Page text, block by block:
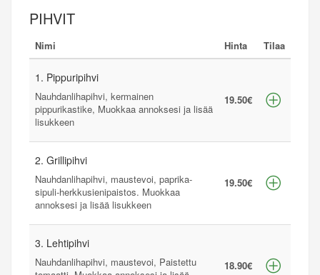
PIHVIT
Nimi Hinta Tilaa
1. Pippuripihvi
Nauhdanlihapihvi, kermainen
pippurikastike, Muokkaa annoksesi ja lisää
lisukkeen
19.50€
2. Grillipihvi
Nauhdanlihapihvi, maustevoi, paprika-
sipuli-herkkusienipaistos. Muokkaa
annoksesi ja lisää lisukkeen
19.50€
3. Lehtipihvi
Nauhdanlihapihvi, maustevoi, Paistettu
18.90€